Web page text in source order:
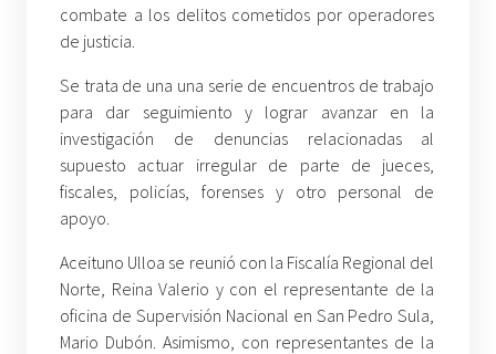
combate a los delitos cometidos por operadores
de justicia.
Se trata de una una serie de encuentros de trabajo
para dar seguimiento y lograr avanzar en la
investigación de denuncias relacionadas al
supuesto actuar irregular de parte de jueces,
fiscales, policías, forenses y otro personal de
apoyo.
Aceituno Ulloa se reunió con la Fiscalía Regional del
Norte, Reina Valerio y con el representante de la
oficina de Supervisión Nacional en San Pedro Sula,
Mario Dubón. Asimismo, con representantes de la